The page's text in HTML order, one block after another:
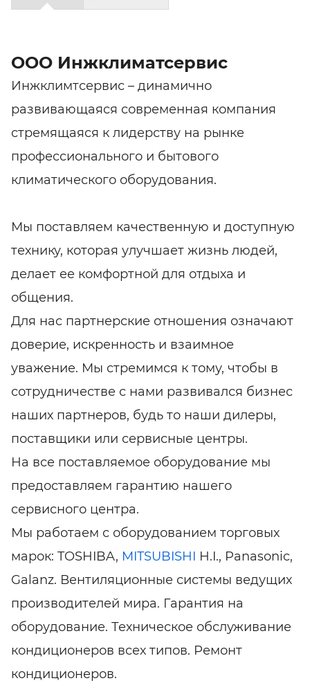
ООО Инжклиматсервис
Инжклимтсервис – динамично
развивающаяся современная компания
стремящаяся к лидерству на рынке
профессионального и бытового
климатического оборудования.
Мы поставляем качественную и доступную
технику, которая улучшает жизнь людей,
делает ее комфортной для отдыха и
общения.
Для нас партнерские отношения означают
доверие, искренность и взаимное
уважение. Мы стремимся к тому, чтобы в
сотрудничестве с нами развивался бизнес
наших партнеров, будь то наши дилеры,
поставщики или сервисные центры.
На все поставляемое оборудование мы
предоставляем гарантию нашего
сервисного центра.
Мы работаем с оборудованием торговых
марок: TOSHIBA, MITSUBISHI H.I., Panasonic,
Galanz. Вентиляционные системы ведущих
производителей мира. Гарантия на
оборудование. Техническое обслуживание
кондиционеров всех типов. Ремонт
кондиционеров.